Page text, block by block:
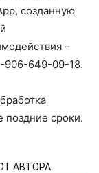
созданную
–
906-649-09-18.
поздние сроки.
АВТОРА